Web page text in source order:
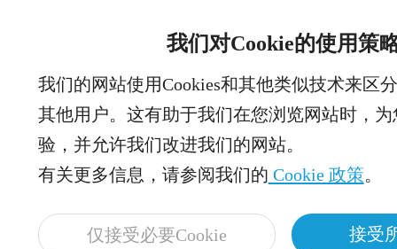
我们对Cookie的使用策
我们的网站使用Cookies和其他类似技术来区
其他用户。这有助于我们在您浏览网站时，
验，并允许我们改进我们的网站。
有关更多信息，请参阅我们的 Cookie 政策。
仅接受必要Cookie 接受